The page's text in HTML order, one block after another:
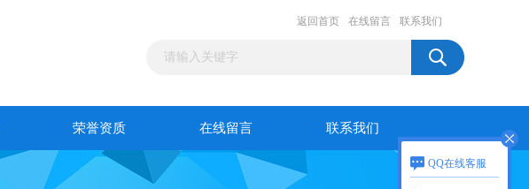
返回首页 在线留言 联系我们
荣誉资质 在线留言 联系我们
QQ在线客服